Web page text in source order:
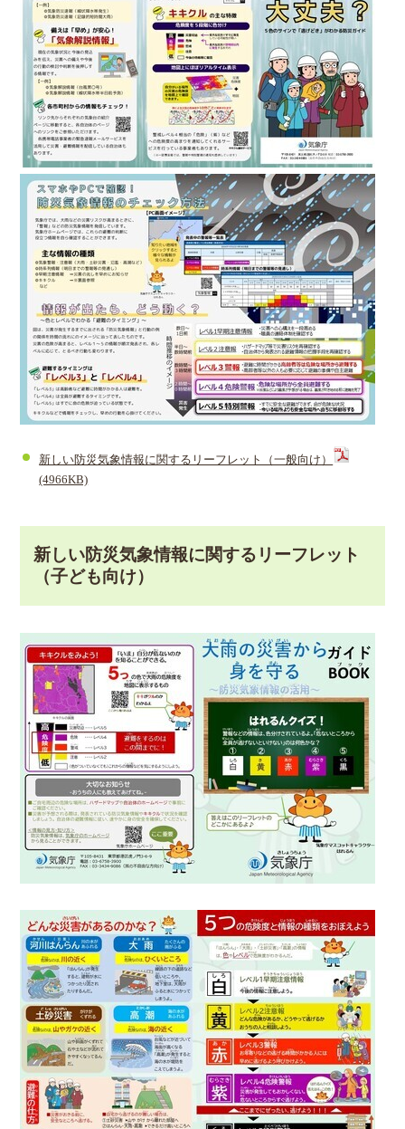
新しい防災気象情報に関するリーフレット（一般向け）
(4966KB)
新しい防災気象情報に関するリーフレット
（子ども向け）